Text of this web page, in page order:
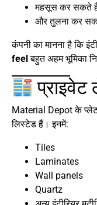
महसूस कर सकते
और तुलना कर
कंपनी का मानना है कि
feel बहुत अहम भूमिका
Material Depot के
लिस्टेड हैं। इनमें:
Tiles
Laminates
Wall panels
Quartz